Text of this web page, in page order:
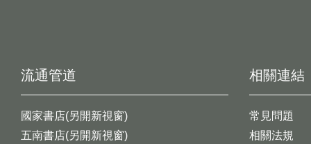
流通管道
國家書店(另開新視窗)
五南書店(另開新視窗)
相關連結
常見問題
相關法規